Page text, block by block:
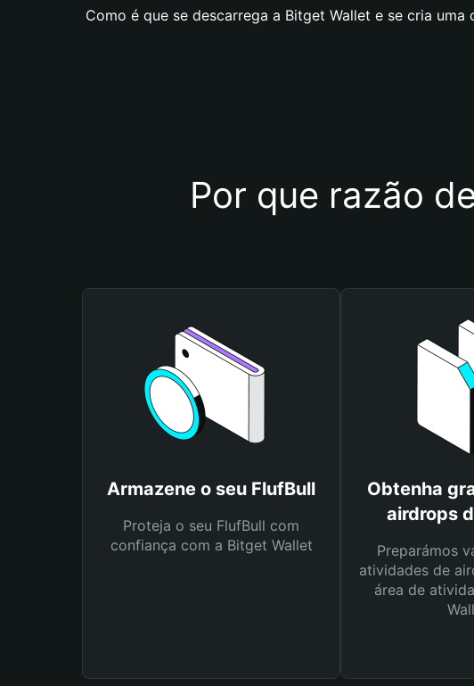
Como é que se descarrega a Bitget Wallet e se cria uma
Por que razão
Armazene o seu FlufBull
Proteja o seu FlufBull com
confiança com a Bitget Wallet
Obtenha
airdrops
Preparámos
atividades de
área de